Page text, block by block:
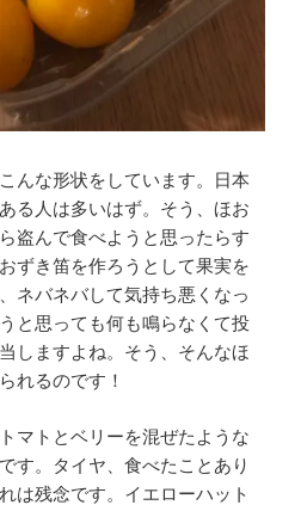
んな形状をしています。日本
る人は多いはず。そう、ほお
盗んで食べようと思ったらす
ずき笛を作ろうとして果実を
ネバネバして気持ち悪くなっ
と思っても何も鳴らなくて投
しますよね。そう、そんなほ
れるのです！
マトとベリーを混ぜたような
す。タイヤ、食べたことあり
は残念です。イエローハット